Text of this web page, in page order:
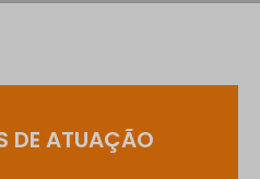
DE ATUAÇÃO